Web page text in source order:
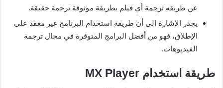
عن طريقه ترجمة أي فيلم بطريقة موثوقة ترجمة حقيقة.
يجدر الإشارة إلى أن طريقة استخدام البرنامج غير معقد على
الإطلاق، فهو من أفضل البرامج المتوفرة في مجال ترجمة
الفيديوهات.
طريقة استخدام MX Player